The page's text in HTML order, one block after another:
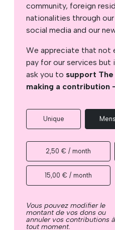
community, foreign
nationalities through
social media and our
We appreciate that not
pay for our services but
ask you to support
making a contribution
Unique
2,50 € / month
15,00 € / month
Vous pouvez modifier le
montant de vos dons ou
annuler vos contributions à
tout moment.